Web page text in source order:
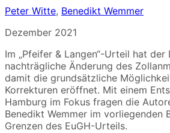
Peter Witte, Benedikt Wemmer
Dezember 2021
Im „Pfeifer & Langen“-Urteil hat der
nachträgliche Änderung des
damit die grundsätzliche
Korrekturen eröffnet. Mit einem
Hamburg im Fokus fragen die
Benedikt Wemmer im vorliegenden
Grenzen des EuGH-Urteils.